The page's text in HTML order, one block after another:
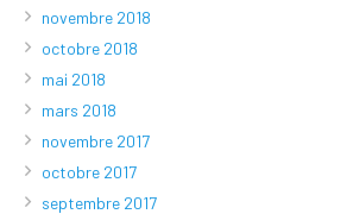
novembre 2018
octobre 2018
mai 2018
mars 2018
novembre 2017
octobre 2017
septembre 2017